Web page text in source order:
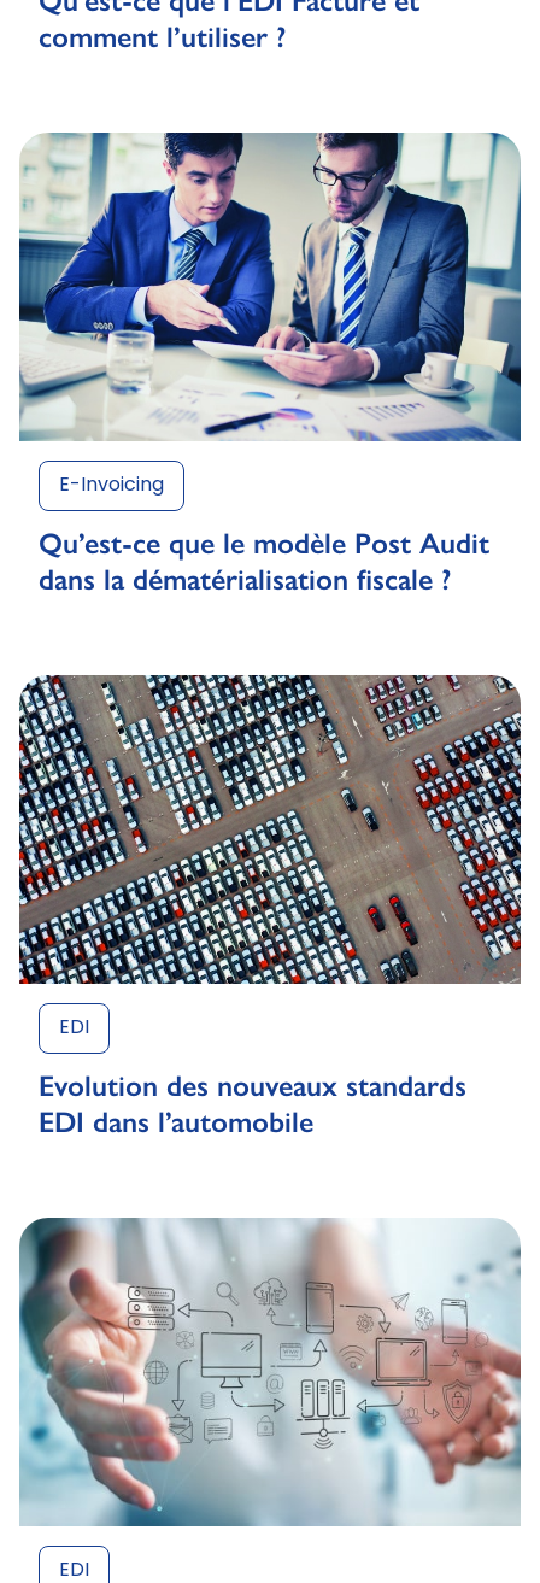
comment l’utiliser ?
E-Invoicing
Qu’est-ce que le modèle Post Audit
dans la dématérialisation fiscale ?
EDI
Evolution des nouveaux standards
EDI dans l’automobile
EDI